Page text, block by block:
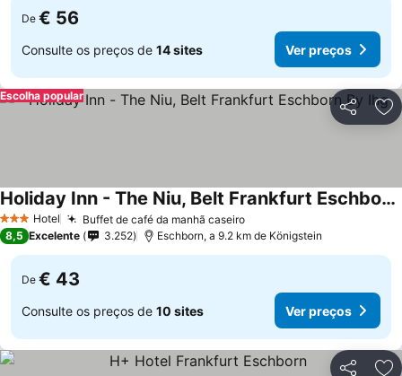
De € 56
Consulte os preços de 14 sites Ver preços
Partilhar
Escolha popular
3 EstrelasHotel Buffet de café da manhã caseiro
Holiday Inn - The Niu, Belt Frankfurt Eschborn By Ihg
8,5 Excelente 3.252 Eschborn, a 9.2 km de Königstein
De € 43
Consulte os preços de 10 sites Ver preços